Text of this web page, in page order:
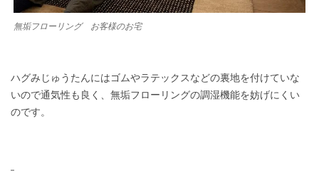
無垢フローリング お客様のお宅
ハグみじゅうたんにはゴムやラテックスなどの裏地を付けていな
いので通気性も良く、無垢フローリングの調湿機能を妨げにくい
のです。